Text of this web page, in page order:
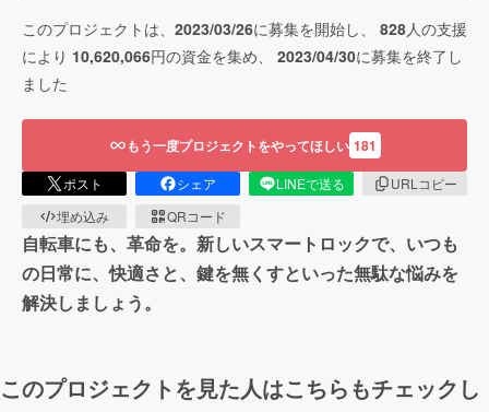
このプロジェクトは、 2023/03/26に募集を開始し、 828人の支援
により 10,620,066円の資金を集め、 2023/04/30に募集を終了し
ました
もう一度プロジェクトをやってほしい 181
ポスト シェア LINEで送る
URLコピー
埋め込み
QRコード
自転車にも、革命を。新しいスマートロックで、いつも
の日常に、快適さと、鍵を無くすといった無駄な悩みを
解決しましょう。
このプロジェクトを見た人はこちらもチェックし